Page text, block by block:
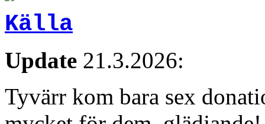
Källa
Update 21.3.2026:
Tyvärr kom bara sex